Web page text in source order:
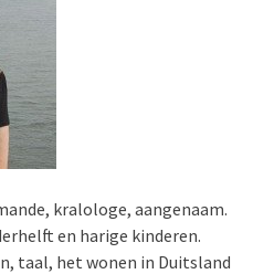
kralologe, aangenaam.
en harige kinderen.
taal, het wonen in Duitsland